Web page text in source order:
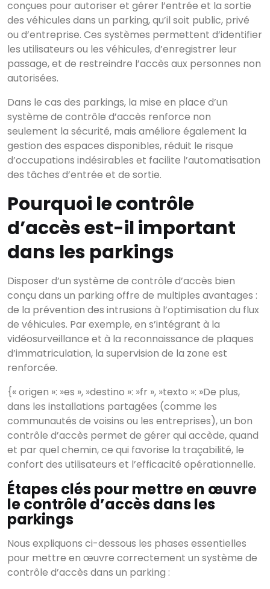
conçues pour autoriser et gérer l’entrée et la sortie
des véhicules dans un parking, qu’il soit public, privé
ou d’entreprise. Ces systèmes permettent d’identifier
les utilisateurs ou les véhicules, d’enregistrer leur
passage, et de restreindre l’accès aux personnes non
autorisées.
Dans le cas des parkings, la mise en place d’un
système de contrôle d’accès renforce non
seulement la sécurité, mais améliore également la
gestion des espaces disponibles, réduit le risque
d’occupations indésirables et facilite l’automatisation
des tâches d’entrée et de sortie.
Pourquoi le contrôle
d’accès est-il important
dans les parkings
Disposer d’un système de contrôle d’accès bien
conçu dans un parking offre de multiples avantages :
de la prévention des intrusions à l’optimisation du flux
de véhicules. Par exemple, en s’intégrant à la
vidéosurveillance et à la reconnaissance de plaques
d’immatriculation, la supervision de la zone est
renforcée.
{« origen »: »es », »destino »: »fr », »texto »: »De plus,
dans les installations partagées (comme les
communautés de voisins ou les entreprises), un bon
contrôle d’accès permet de gérer qui accède, quand
et par quel chemin, ce qui favorise la traçabilité, le
confort des utilisateurs et l’efficacité opérationnelle.
Étapes clés pour mettre en œuvre
le contrôle d’accès dans les
parkings
Nous expliquons ci-dessous les phases essentielles
pour mettre en œuvre correctement un système de
contrôle d’accès dans un parking :